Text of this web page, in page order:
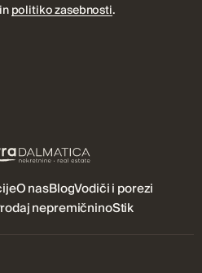
inpolitiko zasebnosti.
O nasBlogVodiči i porezi
nepremičninoStik